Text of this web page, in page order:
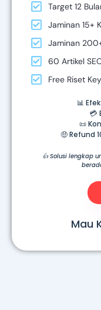
Target 12
Jaminan 15+
Jaminan
60 Artikel
Free Riset
📊
💳
📜
🤑 Refund
👍 Solusi lengkap
Mau